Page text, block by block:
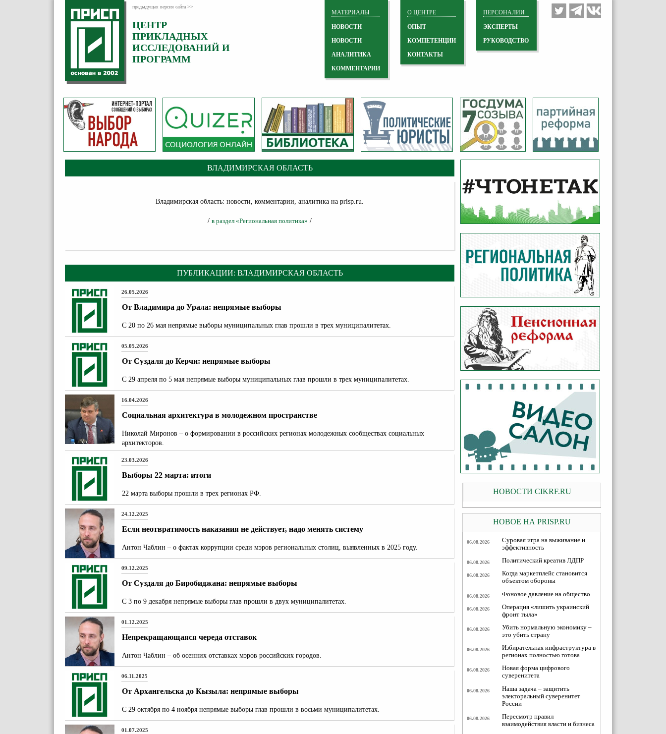
предыдущая версия сайта >>
ЦЕНТР
ПРИКЛАДНЫХ
ИССЛЕДОВАНИЙ И
ПРОГРАММ
ПЕРСОНАЛИИ
ЭКСПЕРТЫ
РУКОВОДСТВО
О ЦЕНТРЕ
ОПЫТ
КОМПЕТЕНЦИИ
КОНТАКТЫ
МАТЕРИАЛЫ
НОВОСТИ
НОВОСТИ
АНАЛИТИКА
КОММЕНТАРИИ
ВЛАДИМИРСКАЯ ОБЛАСТЬ
Владимирская область: новости, комментарии, аналитика на prisp.ru.
/ в раздел «Региональная политика» /
ПУБЛИКАЦИИ: ВЛАДИМИРСКАЯ ОБЛАСТЬ
26.05.2026
От Владимира до Урала: непрямые выборы
С 20 по 26 мая непрямые выборы муниципальных глав прошли в трех муниципалитетах.
05.05.2026
От Суздаля до Керчи: непрямые выборы
С 29 апреля по 5 мая непрямые выборы муниципальных глав прошли в трех муниципалитетах.
16.04.2026
Социальная архитектура в молодежном пространстве
Николай Миронов – о формировании в российских регионах молодежных сообществах социальных
архитекторов.
23.03.2026
Выборы 22 марта: итоги
22 марта выборы прошли в трех регионах РФ.
24.12.2025
Если неотвратимость наказания не действует, надо менять систему
Антон Чаблин – о фактах коррупции среди мэров региональных столиц, выявленных в 2025 году.
09.12.2025
От Суздаля до Биробиджана: непрямые выборы
С 3 по 9 декабря непрямые выборы глав прошли в двух муниципалитетах.
01.12.2025
Непрекращающаяся череда отставок
Антон Чаблин – об осенних отставках мэров российских городов.
06.11.2025
От Архангельска до Кызыла: непрямые выборы
С 29 октября по 4 ноября непрямые выборы глав прошли в восьми муниципалитетах.
01.07.2025
НОВОСТИ CIKRF.RU
НОВОЕ НА PRISP.RU
06.08.2026
Суровая игра на выживание и
эффективность
06.08.2026 Политический креатив ЛДПР
06.08.2026
Когда маркетплейс становится
объектом обороны
06.08.2026 Фоновое давление на общество
06.08.2026
Операция «лишить украинский
фронт тыла»
06.08.2026
Убить нормальную экономику –
это убить страну
06.08.2026
Избирательная инфраструктура в
регионах полностью готова
06.08.2026
Новая форма цифрового
суверенитета
06.08.2026
Наша задача – защитить
электоральный суверенитет
России
06.08.2026
Пересмотр правил
взаимодействия власти и бизнеса